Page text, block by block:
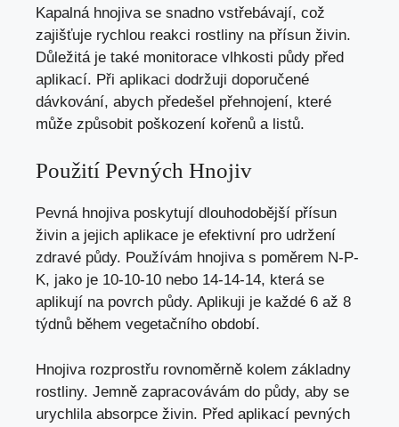
Kapalná hnojiva se snadno vstřebávají, což
zajišťuje rychlou reakci rostliny na přísun živin.
Důležitá je také monitorace vlhkosti půdy před
aplikací. Při aplikaci dodržuji doporučené
dávkování, abych předešel přehnojení, které
může způsobit poškození kořenů a listů.
Použití Pevných Hnojiv
Pevná hnojiva poskytují dlouhodobější přísun
živin a jejich aplikace je efektivní pro udržení
zdravé půdy. Používám hnojiva s poměrem N-P-
K, jako je 10-10-10 nebo 14-14-14, která se
aplikují na povrch půdy. Aplikuji je každé 6 až 8
týdnů během vegetačního období.
Hnojiva rozprostřu rovnoměrně kolem základny
rostliny. Jemně zapracovávám do půdy, aby se
urychlila absorpce živin. Před aplikací pevných